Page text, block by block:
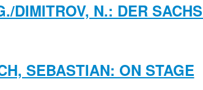
DIMITROV, N.: DER
SEBASTIAN: ON STAGE